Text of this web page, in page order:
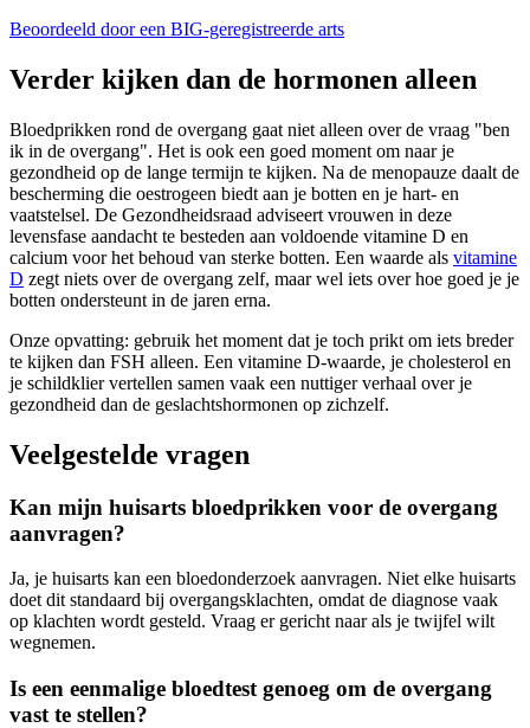
Beoordeeld door een BIG-geregistreerde arts
Verder kijken dan de hormonen alleen
Bloedprikken rond de overgang gaat niet alleen over de vraag "ben
ik in de overgang". Het is ook een goed moment om naar je
gezondheid op de lange termijn te kijken. Na de menopauze daalt de
bescherming die oestrogeen biedt aan je botten en je hart- en
vaatstelsel. De Gezondheidsraad adviseert vrouwen in deze
levensfase aandacht te besteden aan voldoende vitamine D en
calcium voor het behoud van sterke botten. Een waarde als vitamine
D zegt niets over de overgang zelf, maar wel iets over hoe goed je je
botten ondersteunt in de jaren erna.
Onze opvatting: gebruik het moment dat je toch prikt om iets breder
te kijken dan FSH alleen. Een vitamine D-waarde, je cholesterol en
je schildklier vertellen samen vaak een nuttiger verhaal over je
gezondheid dan de geslachtshormonen op zichzelf.
Veelgestelde vragen
Kan mijn huisarts bloedprikken voor de overgang
aanvragen?
Ja, je huisarts kan een bloedonderzoek aanvragen. Niet elke huisarts
doet dit standaard bij overgangsklachten, omdat de diagnose vaak
op klachten wordt gesteld. Vraag er gericht naar als je twijfel wilt
wegnemen.
Is een eenmalige bloedtest genoeg om de overgang
vast te stellen?